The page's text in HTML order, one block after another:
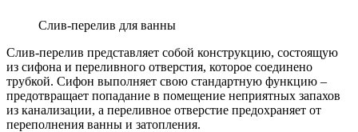
Cлив-перелив для ванны
Слив-перелив представляет собой конструкцию, состоящую
из сифона и переливного отверстия, которое соединено
трубкой. Сифон выполняет свою стандартную функцию –
предотвращает попадание в помещение неприятных запахов
из канализации, а переливное отверстие предохраняет от
переполнения ванны и затопления.